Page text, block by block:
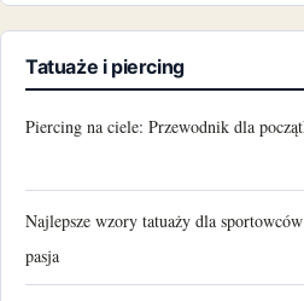
Tatuaże i piercing
Piercing na ciele: Przewodnik dla
Najlepsze wzory tatuaży dla
pasja